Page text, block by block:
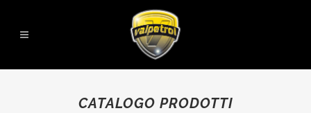
CATALOGO PRODOTTI